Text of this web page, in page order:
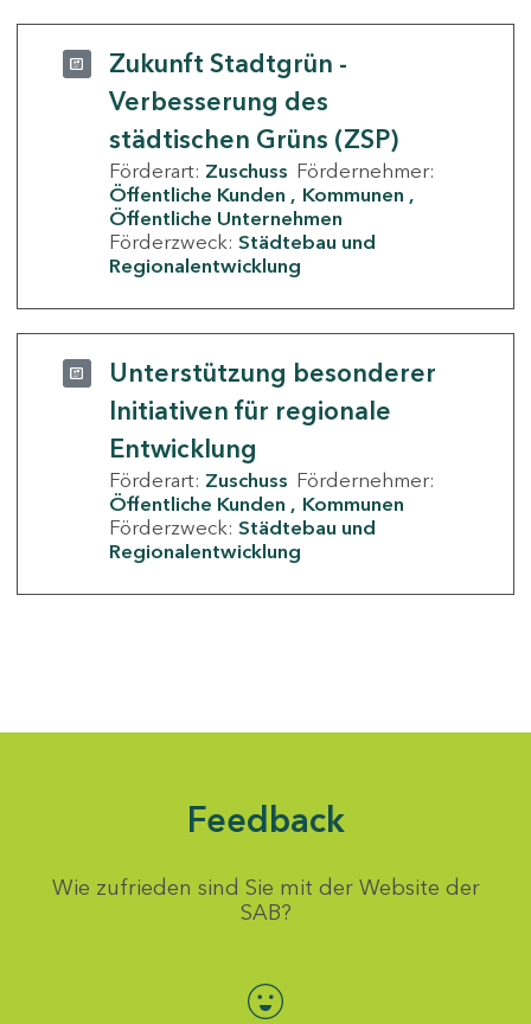
Zukunft Stadtgrün -
Verbesserung des
städtischen Grüns (ZSP)
Förderart: Zuschuss Fördernehmer:
Öffentliche Kunden
Kommunen
Öffentliche Unternehmen
Förderzweck: Städtebau und
Regionalentwicklung
Unterstützung besonderer
Initiativen für regionale
Entwicklung
Förderart: Zuschuss Fördernehmer:
Öffentliche Kunden
Kommunen
Förderzweck: Städtebau und
Regionalentwicklung
Feedback
Wie zufrieden sind Sie mit der Website der
SAB?
Bewertung auswählen